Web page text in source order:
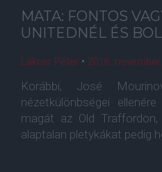
MATA: FONTOS
UNITEDNÉL ÉS
Lakner Péter • 2016.
Korábbi, José
nézetkülönbségei
magát az Old
alaptalan pletykákat pedig